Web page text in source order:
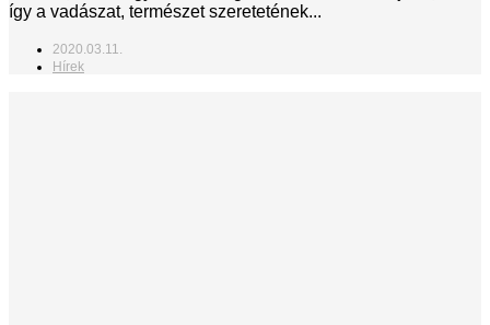
így a vadászat, természet szeretetének...
2020.03.11.
Hírek